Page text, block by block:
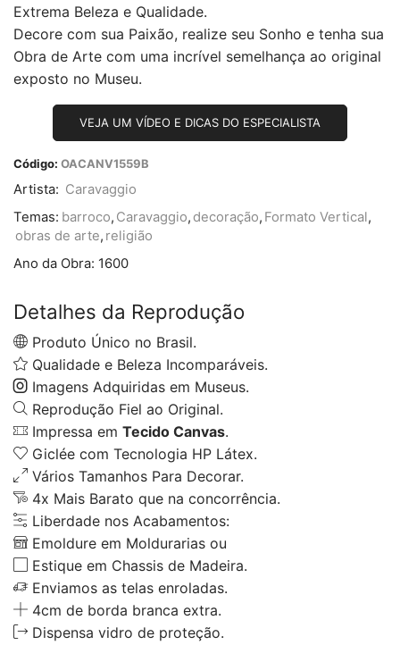
Extrema Beleza e Qualidade.
Decore com sua Paixão, realize seu Sonho e tenha sua
Obra de Arte com uma incrível semelhança ao original
exposto no Museu.
VEJA UM VÍDEO E DICAS DO ESPECIALISTA
Código: OACANV1559B
Artista: Caravaggio
Temas: barroco, Caravaggio, decoração, Formato Vertical,
obras de arte, religião
Ano da Obra: 1600
Detalhes da Reprodução
Produto Único no Brasil.
Qualidade e Beleza Incomparáveis.
Imagens Adquiridas em Museus.
Reprodução Fiel ao Original.
Impressa em Tecido Canvas.
Giclée com Tecnologia HP Látex.
Vários Tamanhos Para Decorar.
4x Mais Barato que na concorrência.
Liberdade nos Acabamentos:
Emoldure em Moldurarias ou
Estique em Chassis de Madeira.
Enviamos as telas enroladas.
4cm de borda branca extra.
Dispensa vidro de proteção.